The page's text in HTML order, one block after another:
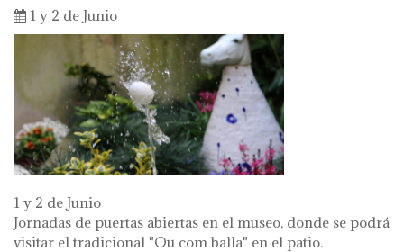
1 y 2 de Junio
1 y 2 de Junio
Jornadas de puertas abiertas en el museo, donde se podrá
visitar el tradicional "Ou com balla" en el patio.